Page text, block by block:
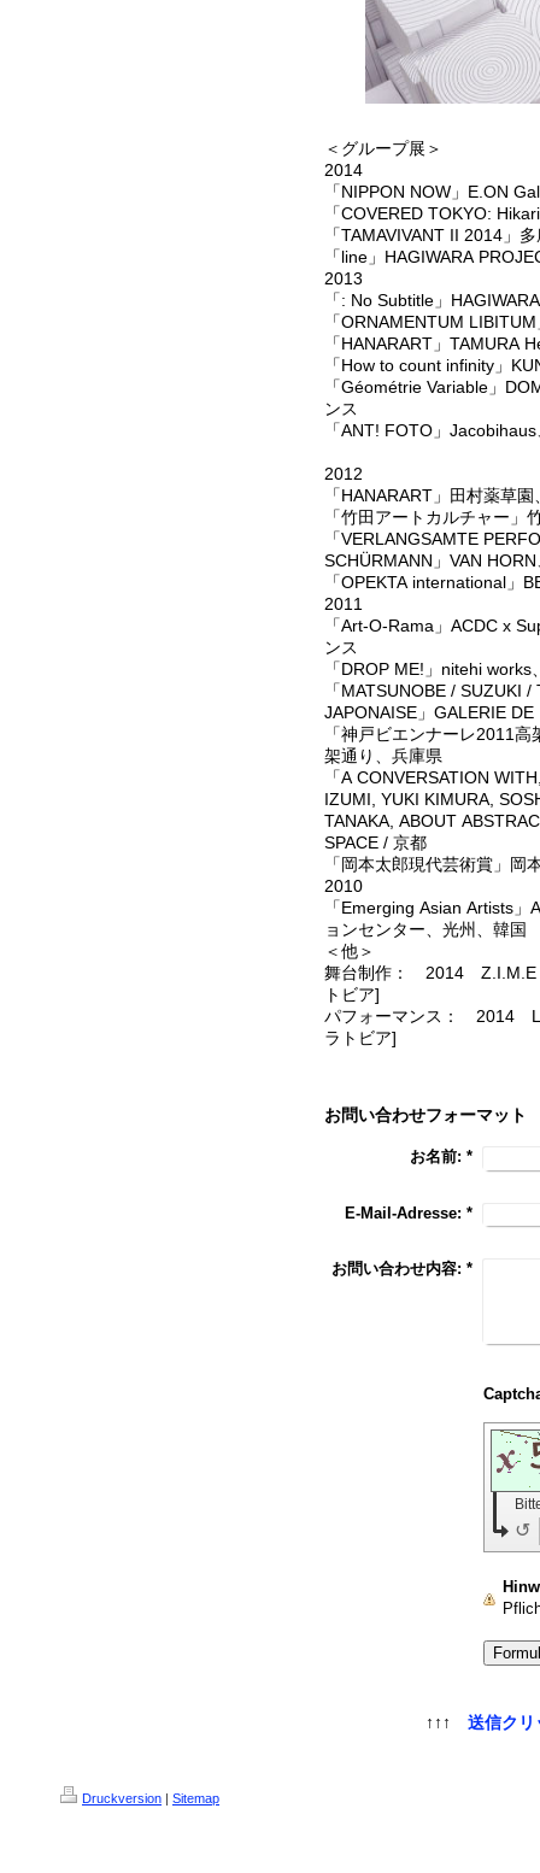
＜グループ展＞
2014
「NIPPON NOW」E.ON
「COVERED TOKYO:
「TAMAVIVANT II 2014」
「line」HAGIWARA
2013
「: No Subtitle」
「ORNAMENTUM
「HANARART」TAMURA
「How to count infinity」
「Géométrie Variable」
ンス
「ANT! FOTO」
2012
「HANARART」田村薬草園
「竹田アートカルチャー」
「VERLANGSAMTE
SCHÜRMANN」VAN
「OPEKTA international」
2011
「Art-O-Rama」ACDC x
ンス
「DROP ME!」nitehi
「MATSUNOBE / SUZUKI
JAPONAISE」GALERIE
「神戸ビエンナーレ2011
架通り、兵庫県
「A CONVERSATION
IZUMI, YUKI KIMURA,
TANAKA, ABOUT
SPACE / 京都
「岡本太郎現代芸術賞」岡
2010
「Emerging Asian Artists
ョンセンター、光州、韓国
＜他＞
舞台制作： 2014 Z.I.M.E
トビア]
パフォーマンス： 2014
ラトビア]
お問い合わせフォーマット
お名前: *
E-Mail-Adresse: *
お問い合わせ内容: *
↺
↑↑↑ 送信クリ
Druckversion Sitemap